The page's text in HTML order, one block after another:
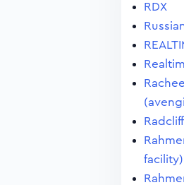
RDX
facility)